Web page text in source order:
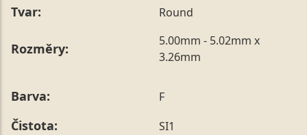
Tvar: Round
Rozměry:
5.00mm - 5.02mm x
3.26mm
Barva: F
Čistota: SI1